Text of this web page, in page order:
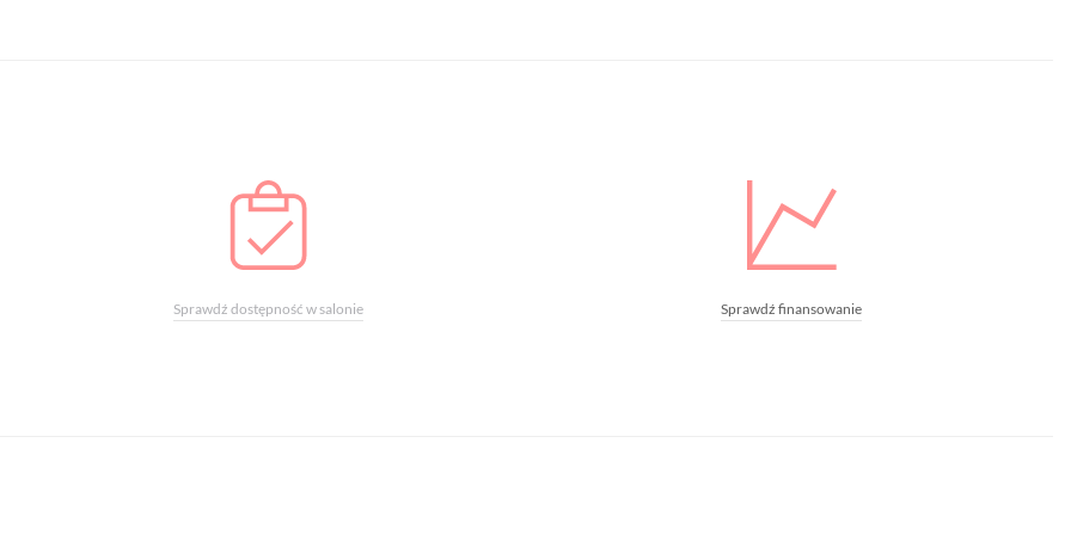
Sprawdź dostępność w salonie Sprawdź finansowanie